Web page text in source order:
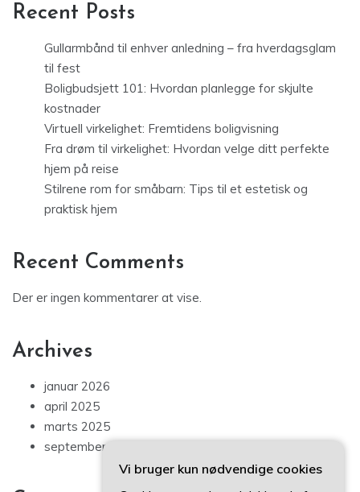
Recent Posts
Gullarmbånd til enhver anledning – fra hverdagsglam
til fest
Boligbudsjett 101: Hvordan planlegge for skjulte
kostnader
Virtuell virkelighet: Fremtidens boligvisning
Fra drøm til virkelighet: Hvordan velge ditt perfekte
hjem på reise
Stilrene rom for småbarn: Tips til et estetisk og
praktisk hjem
Recent Comments
Der er ingen kommentarer at vise.
Archives
januar 2026
april 2025
marts 2025
september 2024
Vi bruger kun nødvendige cookies